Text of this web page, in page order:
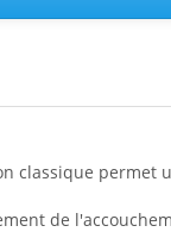
permet
de